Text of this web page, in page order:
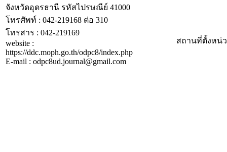
จังหวัดอุดรธานี รหัสไปรษณีย์ 41000
โทรศัพท์ : 042-219168 ต่อ 310
โทรสาร : 042-219169
website :
https://ddc.moph.go.th/odpc8/index.php
E-mail : odpc8ud.journal@gmail.com
สถานที่ตั้งหน่